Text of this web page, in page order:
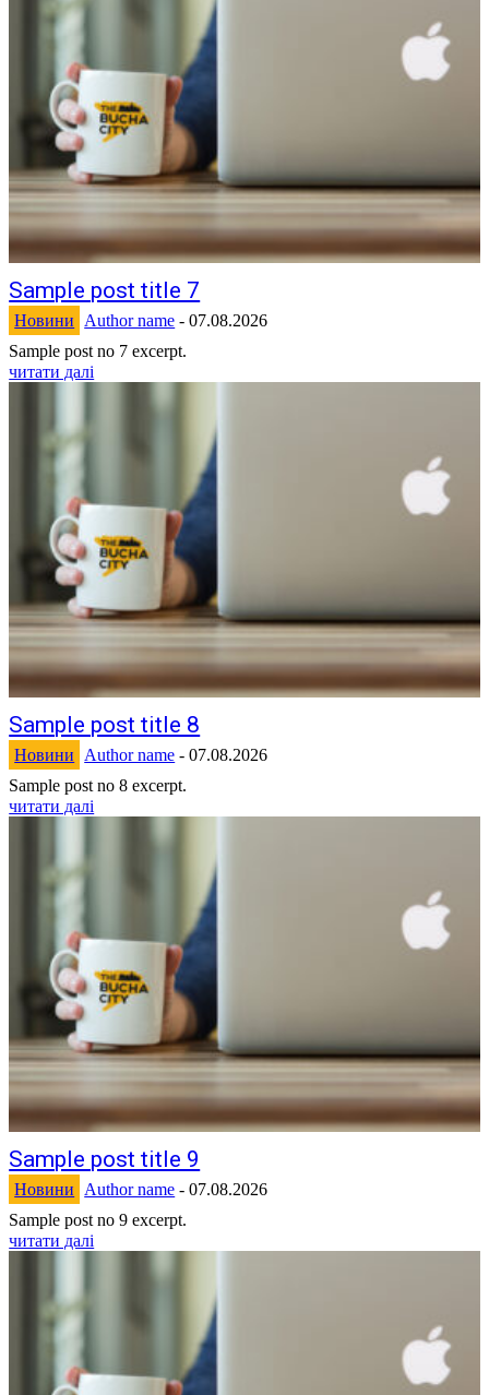
Sample post title 7
Новини Author name - 07.08.2026
Sample post no 7 excerpt.
читати далі
Sample post title 8
Новини Author name - 07.08.2026
Sample post no 8 excerpt.
читати далі
Sample post title 9
Новини Author name - 07.08.2026
Sample post no 9 excerpt.
читати далі